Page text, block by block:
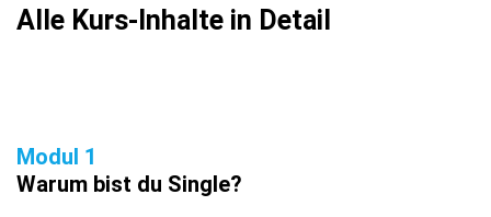
Alle Kurs-Inhalte in Detail
Modul 1
Warum bist du Single?